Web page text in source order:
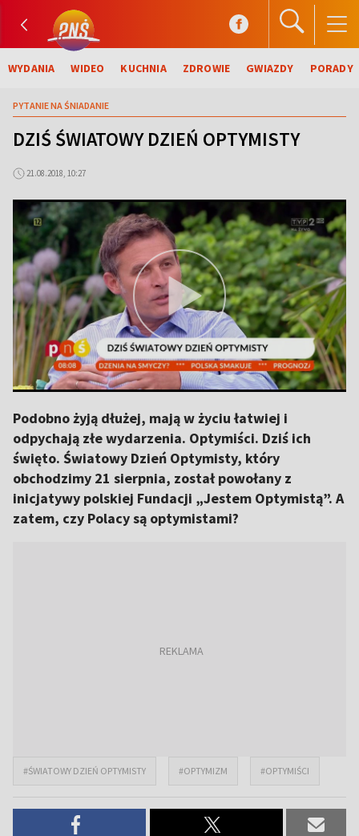
WYDANIA WIDEO KUCHNIA ZDROWIE GWIAZDY PORADY
PYTANIE NA ŚNIADANIE
DZIŚ ŚWIATOWY DZIEŃ OPTYMISTY
21.08.2018, 10:27
Podobno żyją dłużej, mają w życiu łatwiej i
odpychają złe wydarzenia. Optymiści. Dziś ich
święto. Światowy Dzień Optymisty, który
obchodzimy 21 sierpnia, został powołany z
inicjatywy polskiej Fundacji „Jestem Optymistą”. A
zatem, czy Polacy są optymistami?
#ŚWIATOWY DZIEŃ OPTYMISTY #OPTYMIZM #OPTYMIŚCI